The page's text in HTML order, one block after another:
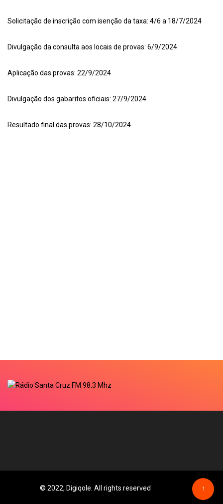
Solicitação de inscrição com isenção da taxa: 4/6 a 18/7/2024
Divulgação da consulta aos locais de provas: 6/9/2024
Aplicação das provas: 22/9/2024
Divulgação dos gabaritos oficiais: 27/9/2024
Resultado final das provas: 28/10/2024
© 2022, Digiqole. All rights reserved ↑